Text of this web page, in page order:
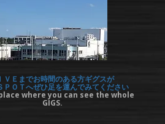
ＶＥまでお時間のある方ギグスが
ＰＯＴへぜひ足を運んでみてください
where you can see the whole
GIGS.